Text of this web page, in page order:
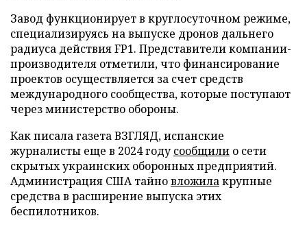
Завод функционирует в круглосуточном режиме,
специализируясь на выпуске дронов дальнего
радиуса действия FP1. Представители компании-
производителя отметили, что финансирование
проектов осуществляется за счет средств
международного сообщества, которые поступают
через министерство обороны.
Как писала газета ВЗГЛЯД, испанские
журналисты еще в 2024 годусообщили о сети
скрытых украинских оборонных предприятий.
Администрация США тайновложилакрупные
средства в расширение выпуска этих
беспилотников.